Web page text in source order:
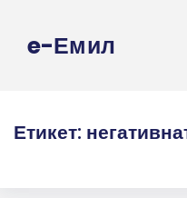
e-Емил
Етикет: